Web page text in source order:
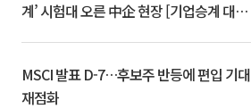
계’ 시험대 오른 中企 현장 [기업승계 대전
MSCI 발표 D-7…후보주 반등에 편입 기대
재점화